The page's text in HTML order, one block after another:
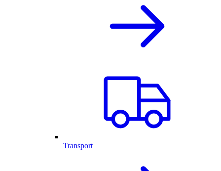
Transport